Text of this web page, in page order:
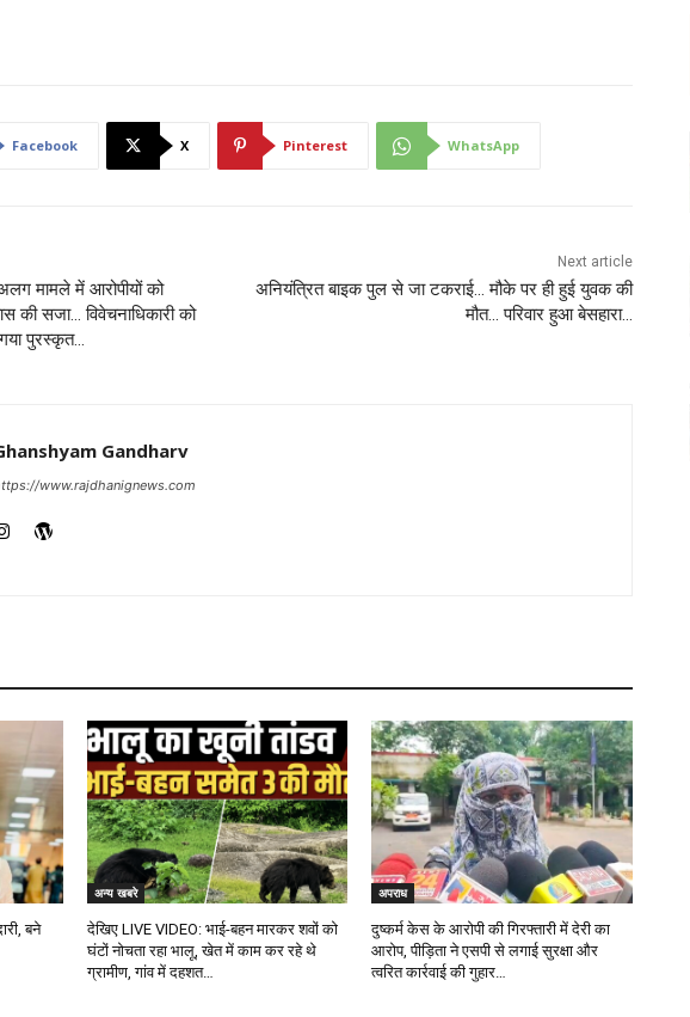
Facebook X Pinterest WhatsApp
मामले में आरोपीयों को
की सजा… विवेचनाधिकारी को
पुरस्कृत…
Next article
अनियंत्रित बाइक पुल से जा टकराई… मौके पर ही हुई युवक की
मौत… परिवार हुआ बेसहारा…
Gandharv
www.rajdhanignews.com
बने
अन्य खबरे
देखिए LIVE VIDEO: भाई-बहन मारकर शवों को
घंटों नोचता रहा भालू, खेत में काम कर रहे थे
ग्रामीण, गांव में दहशत…
अपराध
दुष्कर्म केस के आरोपी की गिरफ्तारी में देरी का
आरोप, पीड़िता ने एसपी से लगाई सुरक्षा और
त्वरित कार्रवाई की गुहार…